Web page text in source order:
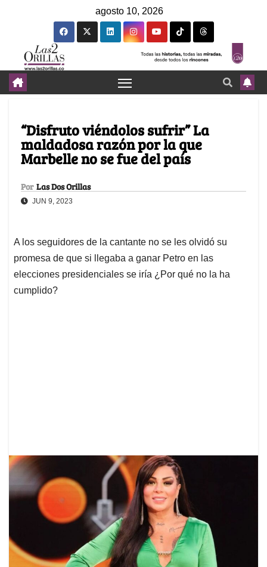
agosto 10, 2026
“Disfruto viéndolos sufrir” La
maldadosa razón por la que
Marbelle no se fue del país
Por Las Dos Orillas
JUN 9, 2023
A los seguidores de la cantante no se les olvidó su
promesa de que si llegaba a ganar Petro en las
elecciones presidenciales se iría ¿Por qué no la ha
cumplido?